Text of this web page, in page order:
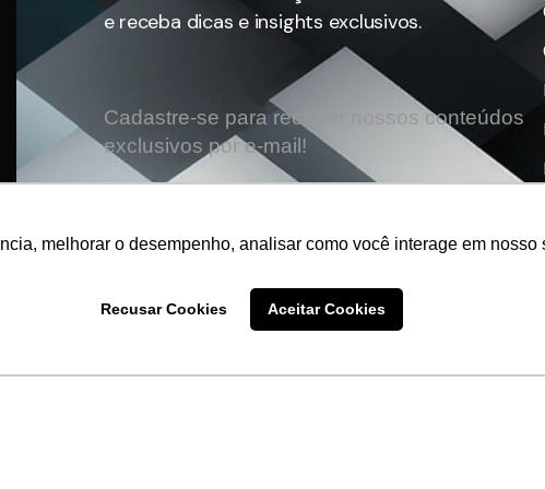
melhorar o desempenho, analisar como você interage em nosso
Recusar Cookies Aceitar Cookies
e receba dicas e insights exclusivos.
Cadastre-se para receber nossos conteúdos
exclusivos por e-mail!